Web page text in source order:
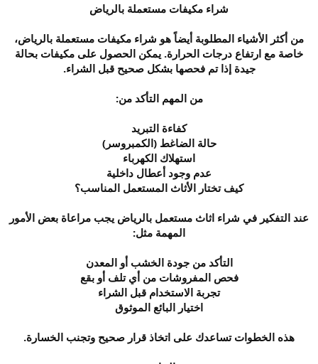
شراء مكيفات مستعملة بالرياض
من أكثر الأشياء المطلوبة أيضاً هو شراء مكيفات مستعملة بالرياض،
خاصة مع ارتفاع درجات الحرارة. يمكن الحصول على مكيفات بحالة
جيدة إذا تم فحصها بشكل صحيح قبل الشراء.
من المهم التأكد من:
كفاءة التبريد
حالة الضاغط (الكمبروسر)
استهلاك الكهرباء
عدم وجود أعطال داخلية
كيف تختار الأثاث المستعمل المناسب؟
عند التفكير في شراء اثاث مستعمل بالرياض يجب مراعاة بعض الأمور
المهمة مثل:
التأكد من جودة الخشب أو المعدن
فحص المفروشات من أي تلف أو بقع
تجربة الاستخدام قبل الشراء
اختيار البائع الموثوق
هذه الخطوات تساعدك على اتخاذ قرار صحيح وتجنب الخسارة.